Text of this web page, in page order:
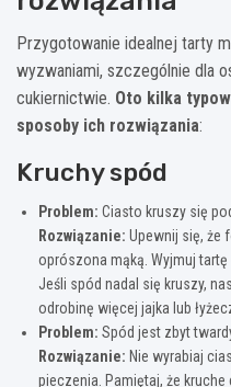
Przygotowanie idealnej tarty
wyzwaniami, szczególnie dla
cukiernictwie. Oto kilka
sposoby ich rozwiązania:
Kruchy spód
Problem: Ciasto kruszy się
Rozwiązanie: Upewnij się, że
oprószona mąką. Wyjmuj
Jeśli spód nadal się kruszy,
odrobinę więcej jajka lub
Problem: Spód jest zbyt
Rozwiązanie: Nie wyrabiaj
pieczenia. Pamiętaj, że